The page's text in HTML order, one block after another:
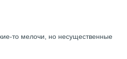
то мелочи, но несущественные